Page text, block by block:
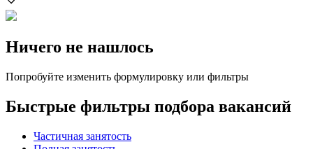
Ничего не нашлось
Попробуйте изменить формулировку или фильтры
Быстрые фильтры подбора вакансий
Частичная занятость